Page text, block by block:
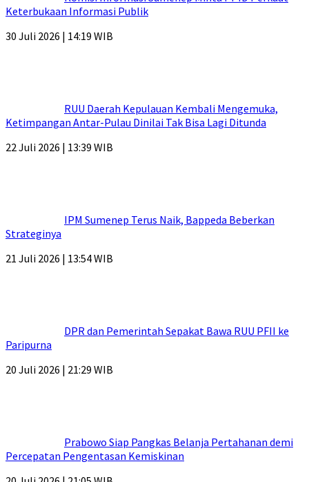
Keterbukaan Informasi Publik
30 Juli 2026 | 14:19 WIB
RUU Daerah Kepulauan Kembali Mengemuka,
Ketimpangan Antar-Pulau Dinilai Tak Bisa Lagi Ditunda
22 Juli 2026 | 13:39 WIB
IPM Sumenep Terus Naik, Bappeda Beberkan
Strateginya
21 Juli 2026 | 13:54 WIB
DPR dan Pemerintah Sepakat Bawa RUU PFII ke
Paripurna
20 Juli 2026 | 21:29 WIB
Prabowo Siap Pangkas Belanja Pertahanan demi
Percepatan Pengentasan Kemiskinan